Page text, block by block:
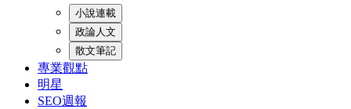
小說連載
政論人文
散文筆記
專業觀點
明星
SEO週報